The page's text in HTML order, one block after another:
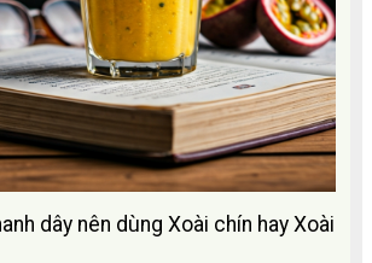
dây nên dùng Xoài chín hay Xoài